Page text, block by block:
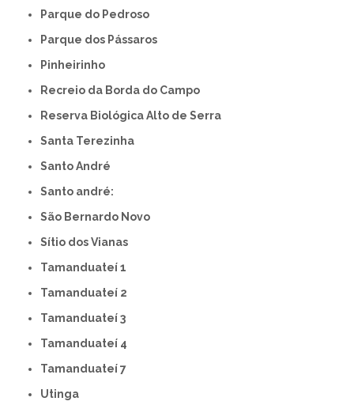
Parque do Pedroso
Parque dos Pássaros
Pinheirinho
Recreio da Borda do Campo
Reserva Biológica Alto de Serra
Santa Terezinha
Santo André
Santo andré:
São Bernardo Novo
Sítio dos Vianas
Tamanduateí 1
Tamanduateí 2
Tamanduateí 3
Tamanduateí 4
Tamanduateí 7
Utinga